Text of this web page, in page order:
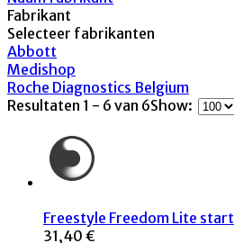
Fabrikant
Selecteer fabrikanten
Abbott
Medishop
Roche Diagnostics Belgium
Resultaten 1 - 6 van 6Show:
Freestyle Freedom Lite
31,40 €